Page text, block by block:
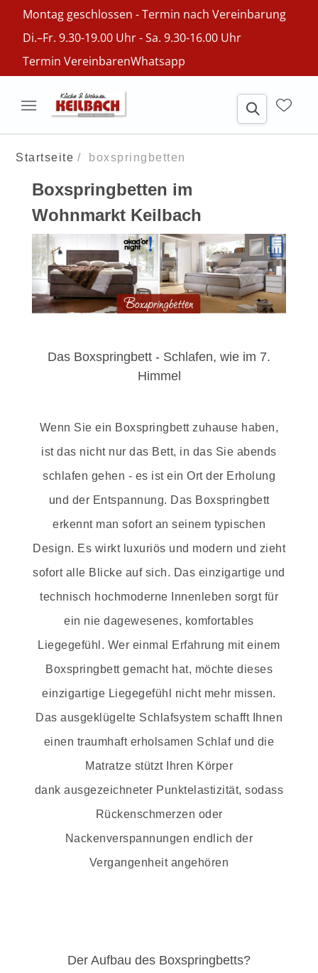
Montag geschlossen - Termin nach Vereinbarung
Di.–Fr. 9.30-19.00 Uhr - Sa. 9.30-16.00 Uhr
Termin VereinbarenWhatsapp
Startseite boxspringbetten
Boxspringbetten im
Wohnmarkt Keilbach
Das Boxspringbett - Schlafen, wie im 7.
Himmel
Wenn Sie ein Boxspringbett zuhause haben,
ist das nicht nur das Bett, in das Sie abends
schlafen gehen - es ist ein Ort der Erholung
und der Entspannung. Das Boxspringbett
erkennt man sofort an seinem typischen
Design. Es wirkt luxuriös und modern und zieht
sofort alle Blicke auf sich. Das einzigartige und
technisch hochmoderne Innenleben sorgt für
ein nie dagewesenes, komfortables
Liegegefühl. Wer einmal Erfahrung mit einem
Boxspringbett gemacht hat, möchte dieses
einzigartige Liegegefühl nicht mehr missen.
Das ausgeklügelte Schlafsystem schafft Ihnen
einen traumhaft erholsamen Schlaf und die
Matratze stützt Ihren Körper
dank ausgezeichneter Punktelastizität, sodass
Rückenschmerzen oder
Nackenverspannungen endlich der
Vergangenheit angehören
Der Aufbau des Boxspringbetts?